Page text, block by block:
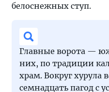
белоснежных ступ.
Главные ворота —
них, по традиции
храм. Вокруг хурула
семнадцать пагод с